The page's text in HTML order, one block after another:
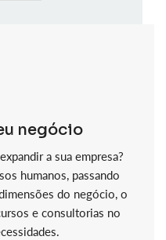
negócio
a sua empresa?
humanos, passando
do negócio, o
e consultorias no